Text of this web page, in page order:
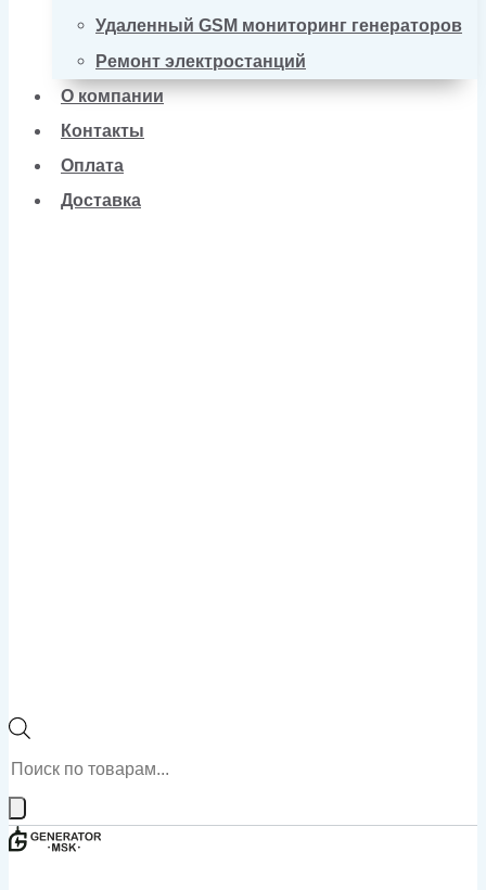
Удаленный GSM мониторинг генераторов
Ремонт электростанций
О компании
Контакты
Оплата
Доставка
Поиск
товаров